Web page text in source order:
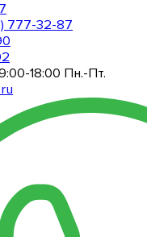
777-32-87
18:00 Пн.-Пт.